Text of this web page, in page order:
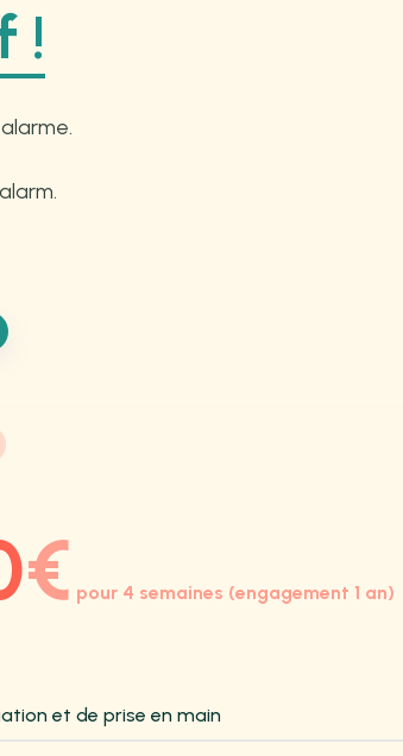
!
€ pour 4 semaines (engagement 1 an)
et de prise en main